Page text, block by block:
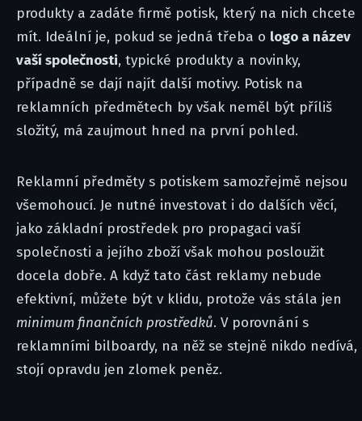
produkty a zadáte firmě potisk, který na nich chcete
mít. Ideální je, pokud se jedná třeba o logo a název
vaší společnosti, typické produkty a novinky,
případně se dají najít další motivy. Potisk na
reklamních předmětech by však neměl být příliš
složitý, má zaujmout hned na první pohled.
Reklamní předměty s potiskem samozřejmě nejsou
všemohoucí. Je nutné investovat i do dalších věcí,
jako základní prostředek pro propagaci vaší
společnosti a jejího zboží však mohou posloužit
docela dobře. A když tato část reklamy nebude
efektivní, můžete být v klidu, protože vás stála jen
minimum finančních prostředků. V porovnání s
reklamními bilboardy, na něž se stejně nikdo nedívá,
stojí opravdu jen zlomek peněz.